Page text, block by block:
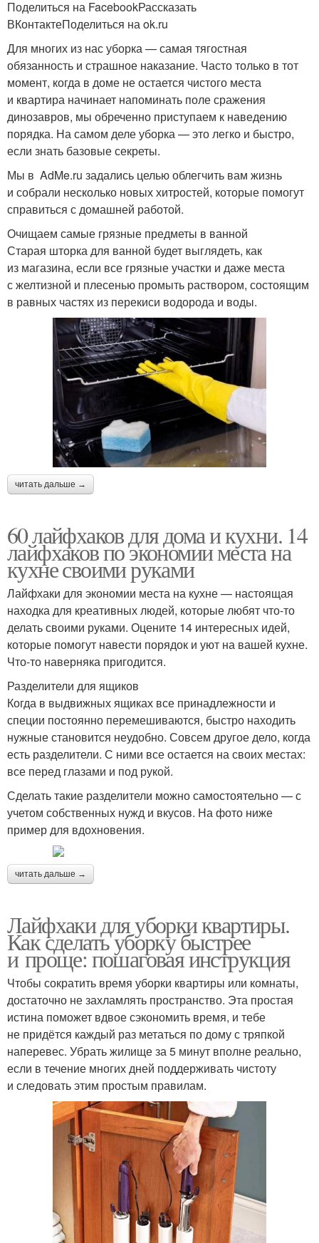
Поделиться на FacebookРассказать
ВКонтактеПоделиться на ok.ru
Для многих из нас уборка — самая тягостная
обязанность и страшное наказание. Часто только в тот
момент, когда в доме не остается чистого места
и квартира начинает напоминать поле сражения
динозавров, мы обреченно приступаем к наведению
порядка. На самом деле уборка — это легко и быстро,
если знать базовые секреты.
Мы в AdMe.ru задались целью облегчить вам жизнь
и собрали несколько новых хитростей, которые помогут
справиться с домашней работой.
Очищаем самые грязные предметы в ванной
Старая шторка для ванной будет выглядеть, как
из магазина, если все грязные участки и даже места
с желтизной и плесенью промыть раствором, состоящим
в равных частях из перекиси водорода и воды.
читать дальше →
60 лайфхаков для дома и кухни. 14
лайфхаков по экономии места на
кухне своими руками
Лайфхаки для экономии места на кухне — настоящая
находка для креативных людей, которые любят что-то
делать своими руками. Оцените 14 интересных идей,
которые помогут навести порядок и уют на вашей кухне.
Что-то наверняка пригодится.
Разделители для ящиков
Когда в выдвижных ящиках все принадлежности и
специи постоянно перемешиваются, быстро находить
нужные становится неудобно. Совсем другое дело, когда
есть разделители. С ними все остается на своих местах:
все перед глазами и под рукой.
Сделать такие разделители можно самостоятельно — с
учетом собственных нужд и вкусов. На фото ниже
пример для вдохновения.
читать дальше →
Лайфхаки для уборки квартиры.
Как сделать уборку быстрее
и проще: пошаговая инструкция
Чтобы сократить время уборки квартиры или комнаты,
достаточно не захламлять пространство. Эта простая
истина поможет вдвое сэкономить время, и тебе
не придётся каждый раз метаться по дому с тряпкой
наперевес. Убрать жилище за 5 минут вполне реально,
если в течение многих дней поддерживать чистоту
и следовать этим простым правилам.